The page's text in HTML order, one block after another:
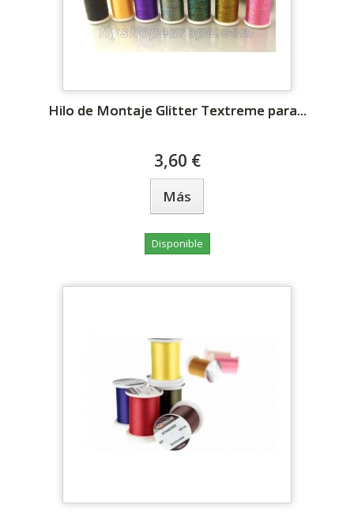
Hilo de Montaje Glitter Textreme para...
3,60 €
Más
Disponible